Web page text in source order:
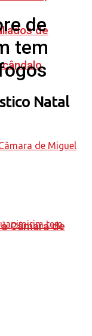
de
Câmara de
de
tem
Natal